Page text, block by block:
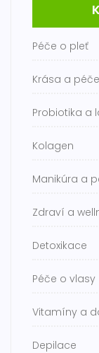
Péče o pleť
Krása a
Probiotika a
Kolagen
Manikúra a
Zdraví a
Detoxikace
Péče o vlasy
Vitamíny a
Depilace